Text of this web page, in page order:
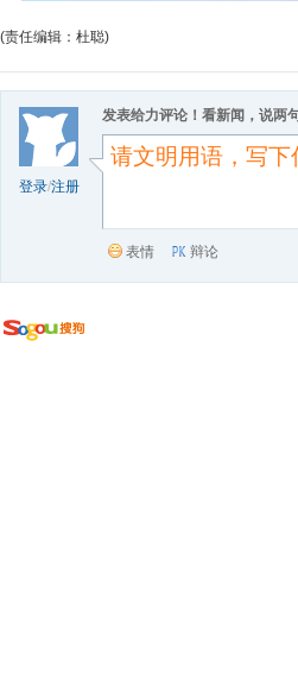
(责任编辑：杜聪)
登录/注册
发表给力评论！看新闻，说两句
表情 辩论